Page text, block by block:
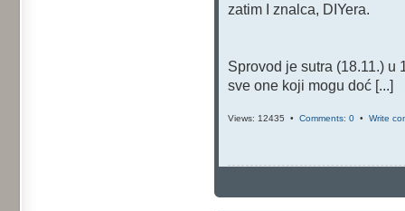
zatim I znalca, DIYera.
Sprovod je sutra (18.11.) u
sve one koji mogu doć [...]
Views: 12435 • Comments: 0 • Write